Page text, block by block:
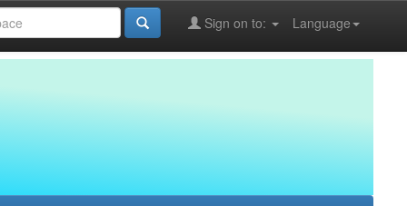
Language
Sign on to: